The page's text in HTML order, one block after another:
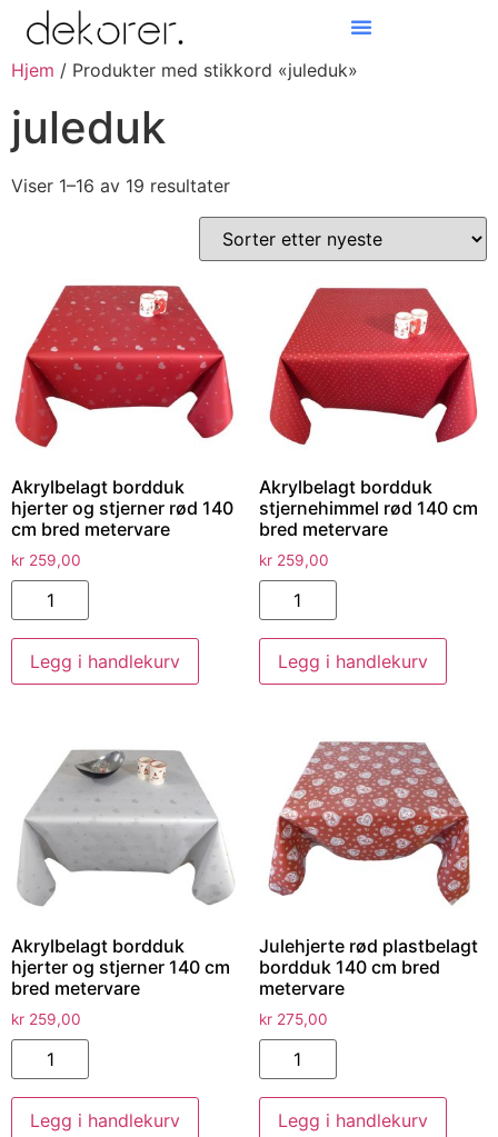
Hjem / Produkter med stikkord «juleduk»
juleduk
Viser 1–16 av 19 resultater
Akrylbelagt bordduk
hjerter og stjerner rød 140
cm bred metervare
kr 259,00
Legg i handlekurv
Akrylbelagt bordduk
stjernehimmel rød 140 cm
bred metervare
kr259,00
Legg i handlekurv
Akrylbelagt bordduk
hjerter og stjerner 140 cm
bred metervare
kr 259,00
Legg i handlekurv
Julehjerte rød plastbelagt
bordduk 140 cm bred
metervare
kr275,00
Legg i handlekurv